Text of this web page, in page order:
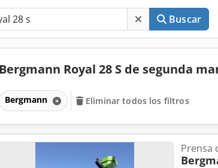
Buscar
Bergmann Royal 28 S de segunda
Bergmann Eliminar todos los filtros
Prensa